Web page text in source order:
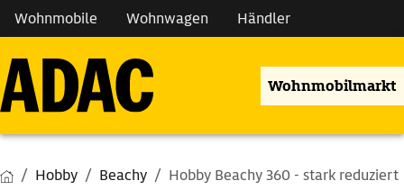
Wohnmobile Wohnwagen Händler
Wohnmobilmarkt
Hobby Beachy Hobby Beachy 360 - stark reduziert